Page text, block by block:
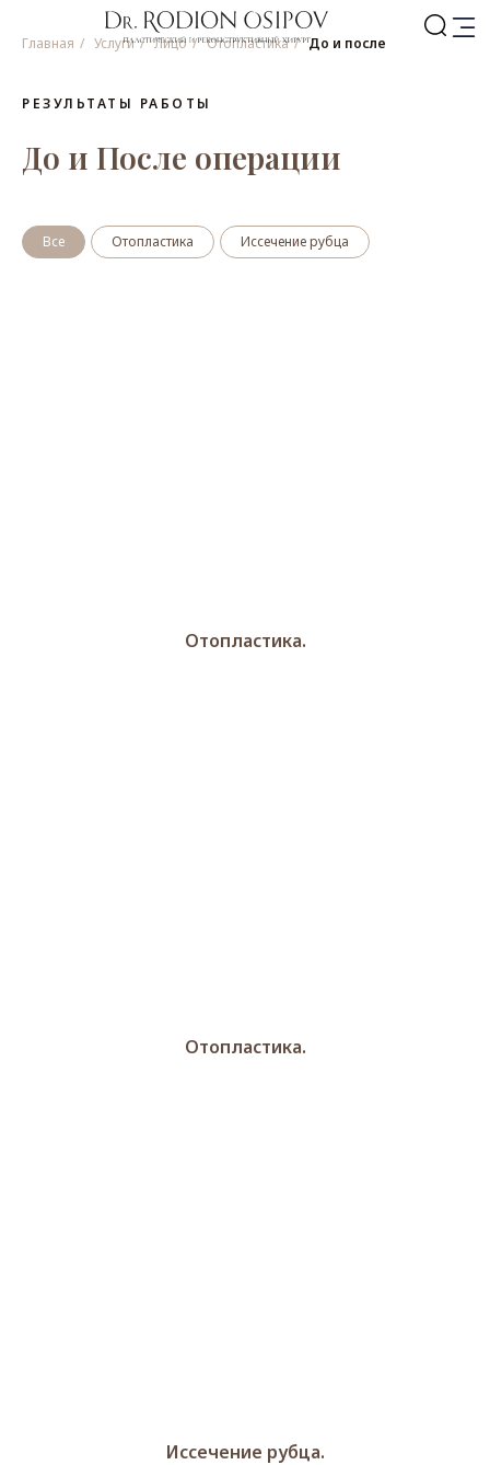
Главная / Услуги / Лицо / Отопластика / До и после
РЕЗУЛЬТАТЫ РАБОТЫ
До и После операции
Все Отопластика Иссечение рубца
Отопластика.
Отопластика.
Иссечение рубца.